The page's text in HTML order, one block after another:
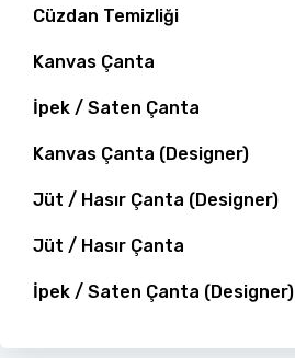
Cüzdan Temizliği
Kanvas Çanta
İpek / Saten Çanta
Kanvas Çanta (Designer)
Jüt / Hasır Çanta (Designer)
Jüt / Hasır Çanta
İpek / Saten Çanta (Designer)